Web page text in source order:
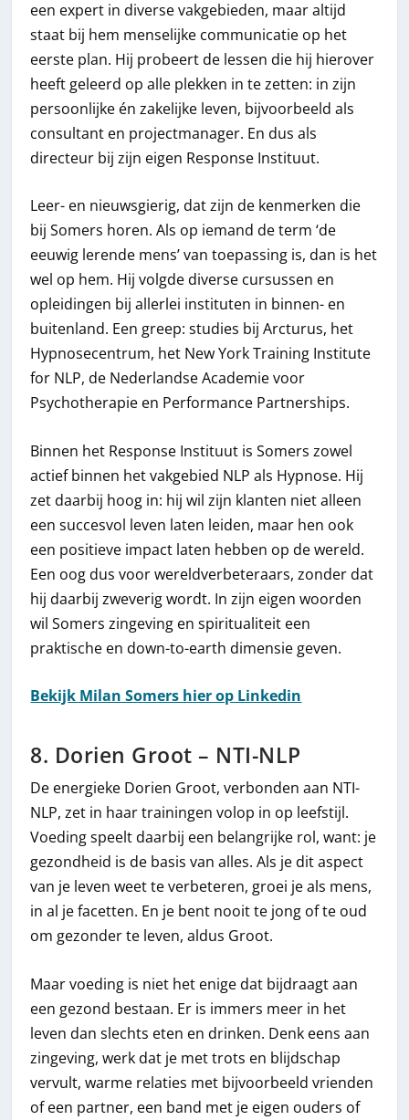
een expert in diverse vakgebieden, maar altijd
staat bij hem menselijke communicatie op het
eerste plan. Hij probeert de lessen die hij hierover
heeft geleerd op alle plekken in te zetten: in zijn
persoonlijke én zakelijke leven, bijvoorbeeld als
consultant en projectmanager. En dus als
directeur bij zijn eigen Response Instituut.
Leer- en nieuwsgierig, dat zijn de kenmerken die
bij Somers horen. Als op iemand de term ‘de
eeuwig lerende mens’ van toepassing is, dan is het
wel op hem. Hij volgde diverse cursussen en
opleidingen bij allerlei instituten in binnen- en
buitenland. Een greep: studies bij Arcturus, het
Hypnosecentrum, het New York Training Institute
for NLP, de Nederlandse Academie voor
Psychotherapie en Performance Partnerships.
Binnen het Response Instituut is Somers zowel
actief binnen het vakgebied NLP als Hypnose. Hij
zet daarbij hoog in: hij wil zijn klanten niet alleen
een succesvol leven laten leiden, maar hen ook
een positieve impact laten hebben op de wereld.
Een oog dus voor wereldverbeteraars, zonder dat
hij daarbij zweverig wordt. In zijn eigen woorden
wil Somers zingeving en spiritualiteit een
praktische en down-to-earth dimensie geven.
Bekijk Milan Somers hier op Linkedin
8. Dorien Groot – NTI-NLP
De energieke Dorien Groot, verbonden aan NTI-
NLP, zet in haar trainingen volop in op leefstijl.
Voeding speelt daarbij een belangrijke rol, want: je
gezondheid is de basis van alles. Als je dit aspect
van je leven weet te verbeteren, groei je als mens,
in al je facetten. En je bent nooit te jong of te oud
om gezonder te leven, aldus Groot.
Maar voeding is niet het enige dat bijdraagt aan
een gezond bestaan. Er is immers meer in het
leven dan slechts eten en drinken. Denk eens aan
zingeving, werk dat je met trots en blijdschap
vervult, warme relaties met bijvoorbeeld vrienden
of een partner, een band met je eigen ouders of